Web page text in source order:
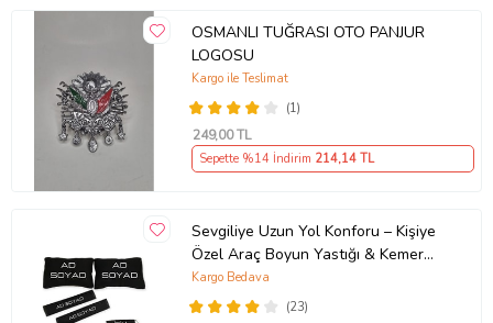
OSMANLI TUĞRASI OTO PANJUR
LOGOSU
(1)
Kargo ile Teslimat
249,00 TL
Sepette %14 İndirim 214,14 TL
Sevgiliye Uzun Yol Konforu – Kişiye
Özel Araç Boyun Yastığı & Kemer
Pedi Hediye Seti
(23)
Kargo Bedava